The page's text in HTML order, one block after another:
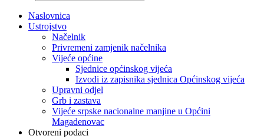
Naslovnica
Ustrojstvo
Načelnik
Privremeni zamjenik načelnika
Vijeće općine
Sjednice općinskog vijeća
Izvodi iz zapisnika sjednica Općinskog vijeća
Upravni odjel
Grb i zastava
Vijeće srpske nacionalne manjine u Općini
Magadenovac
Otvoreni podaci